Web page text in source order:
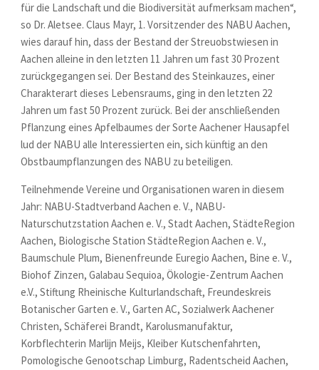
für die Landschaft und die Biodiversität aufmerksam machen“,
so Dr. Aletsee. Claus Mayr, 1. Vorsitzender des NABU Aachen,
wies darauf hin, dass der Bestand der Streuobstwiesen in
Aachen alleine in den letzten 11 Jahren um fast 30 Prozent
zurückgegangen sei. Der Bestand des Steinkauzes, einer
Charakterart dieses Lebensraums, ging in den letzten 22
Jahren um fast 50 Prozent zurück. Bei der anschließenden
Pflanzung eines Apfelbaumes der Sorte Aachener Hausapfel
lud der NABU alle Interessierten ein, sich künftig an den
Obstbaumpflanzungen des NABU zu beteiligen.
Teilnehmende Vereine und Organisationen waren in diesem
Jahr: NABU-Stadtverband Aachen e. V., NABU-
Naturschutzstation Aachen e. V., Stadt Aachen, StädteRegion
Aachen, Biologische Station StädteRegion Aachen e. V.,
Baumschule Plum, Bienenfreunde Euregio Aachen, Bine e. V.,
Biohof Zinzen, Galabau Sequioa, Ökologie-Zentrum Aachen
e.V., Stiftung Rheinische Kulturlandschaft, Freundeskreis
Botanischer Garten e. V., Garten AC, Sozialwerk Aachener
Christen, Schäferei Brandt, Karolusmanufaktur,
Korbflechterin Marlijn Meijs, Kleiber Kutschenfahrten,
Pomologische Genootschap Limburg, Radentscheid Aachen,